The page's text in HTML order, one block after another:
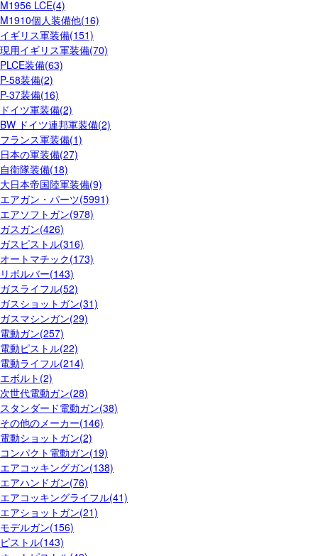
M1956 LCE(4)
M1910個人装備他(16)
イギリス軍装備(151)
現用イギリス軍装備(70)
PLCE装備(63)
P-58装備(2)
P-37装備(16)
ドイツ軍装備(2)
BW ドイツ連邦軍装備(2)
フランス軍装備(1)
日本の軍装備(27)
自衛隊装備(18)
大日本帝国陸軍装備(9)
エアガン・パーツ(5991)
エアソフトガン(978)
ガスガン(426)
ガスピストル(316)
オートマチック(173)
リボルバー(143)
ガスライフル(52)
ガスショットガン(31)
ガスマシンガン(29)
電動ガン(257)
電動ピストル(22)
電動ライフル(214)
エボルト(2)
次世代電動ガン(28)
スタンダード電動ガン(38)
その他のメーカー(146)
電動ショットガン(2)
コンパクト電動ガン(19)
エアコッキングガン(138)
エアハンドガン(76)
エアコッキングライフル(41)
エアショットガン(21)
モデルガン(156)
ピストル(143)